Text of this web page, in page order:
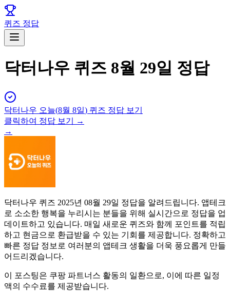
퀴즈 정답
닥터나우 퀴즈 8월 29일 정답
닥터나우 오늘(8월 8일) 퀴즈 정답 보기
클릭하여 정답 보기 →
→
닥터나우 퀴즈 2025년 08월 29일 정답을 알려드립니다. 앱테크
로 소소한 행복을 누리시는 분들을 위해 실시간으로 정답을 업
데이트하고 있습니다. 매일 새로운 퀴즈와 함께 포인트를 적립
하고 현금으로 환급받을 수 있는 기회를 제공합니다. 정확하고
빠른 정답 정보로 여러분의 앱테크 생활을 더욱 풍요롭게 만들
어드리겠습니다.
이 포스팅은 쿠팡 파트너스 활동의 일환으로, 이에 따른 일정
액의 수수료를 제공받습니다.